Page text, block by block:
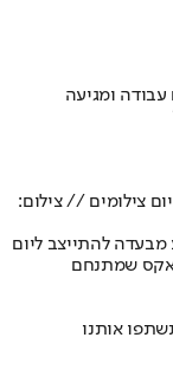
ומגיעה
צילומים // צילום:
להתייצב ליום
שמתנחם
אותנו